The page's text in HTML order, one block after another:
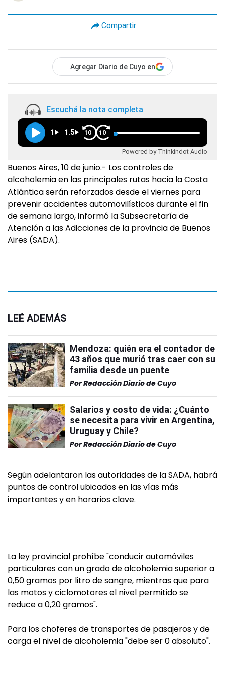
Compartir
Agregar Diario de Cuyo en
Escuchá la nota completa
1 1.5 10 10
Powered by Thinkindot Audio
Buenos Aires, 10 de junio.- Los controles de
alcoholemia en las principales rutas hacia la Costa
Atlántica serán reforzados desde el viernes para
prevenir accidentes automovilísticos durante el fin
de semana largo, informó la Subsecretaría de
Atención a las Adicciones de la provincia de Buenos
Aires (SADA).
LEÉ ADEMÁS
Mendoza: quién era el contador de
43 años que murió tras caer con su
familia desde un puente
PorRedacción Diario de Cuyo
Salarios y costo de vida: ¿Cuánto
se necesita para vivir en Argentina,
Uruguay y Chile?
PorRedacción Diario de Cuyo
Según adelantaron las autoridades de la SADA, habrá
puntos de control ubicados en las vías más
importantes y en horarios clave.
La ley provincial prohíbe "conducir automóviles
particulares con un grado de alcoholemia superior a
0,50 gramos por litro de sangre, mientras que para
las motos y ciclomotores el nivel permitido se
reduce a 0,20 gramos".
Para los choferes de transportes de pasajeros y de
carga el nivel de alcoholemia "debe ser 0 absoluto".